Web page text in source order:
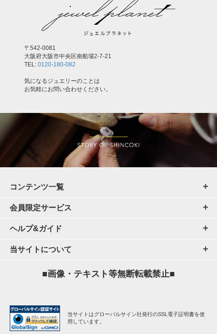
〒542-0081
大阪府大阪市中央区南船場2-7-21
TEL: 0120-180-082
気になるジュエリーのことは
お気軽にお問い合わせください。
コンテンツ一覧
会員限定サービス
ヘルプ&ガイド
当サイトについて
■画像・テキスト等無断転載禁止■
当サイトはグローバルサイン社発行のSSL電子証明書を使
用しています。